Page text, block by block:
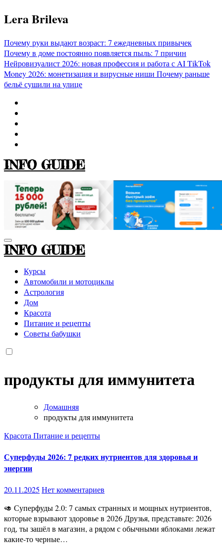
Перейти
к
Lera Brileva
Почему руки выдают возраст: 7 ежедневных привычек
Почему в доме постоянно появляется пыль: 7 причин
Нейровизуалист 2026: новая профессия и работа с AITikTok
Money 2026: монетизация и вирусные ниши Почему раньше
бельё сушили на улице
INFO GUIDE
INFO GUIDE
Курсы
Автомобили и мотоциклы
Астрология
Дом
Красота
Питание и рецепты
Советы бабушки
продукты для иммунитета
Домашняя
продукты для иммунитета
Красота Питание и рецепты
Суперфуды 2026: 7 редких нутриентов для здоровья и
энергии
20.11.2025 Нет комментариев
🥑 Суперфуды 2.0: 7 самых странных и мощных нутриентов,
которые взрывают здоровье в 2026 Друзья, представьте: 2026
год, ты зашёл в магазин, а рядом с обычными яблоками лежат
какие-то черные…